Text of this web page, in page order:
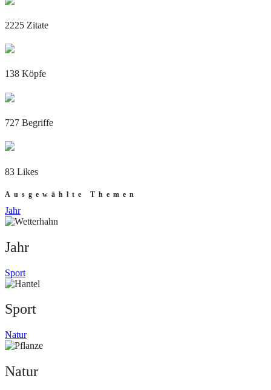
2225 Zitate
138 Köpfe
727 Begriffe
83 Likes
Ausgewählte Themen
Jahr
Jahr
Sport
Sport
Natur
Natur